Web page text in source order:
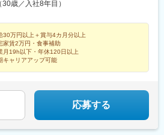
／大阪府茨木市五日市緑町2-28 ゴウダ名神
川市中5251-1・掛川ショールーム／静岡県
・福岡営業所／福岡県太宰府市宰都1-8-5■東
県加美郡色麻町四かま本郷5-2
歳／入社8年目）
30万円以上＋賞与4カ月分以上
家賃2万円・食事補助
月19h以下・年休120日以上
キャリアアップ可能
応募する